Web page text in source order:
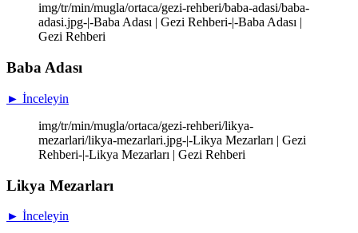
img/tr/min/mugla/ortaca/gezi-rehberi/baba-adasi/baba-
adasi.jpg-|-Baba Adası | Gezi Rehberi-|-Baba Adası |
Gezi Rehberi
Baba Adası
► İnceleyin
img/tr/min/mugla/ortaca/gezi-rehberi/likya-
mezarlari/likya-mezarlari.jpg-|-Likya Mezarları | Gezi
Rehberi-|-Likya Mezarları | Gezi Rehberi
Likya Mezarları
► İnceleyin